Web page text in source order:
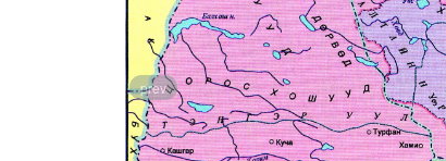
prev